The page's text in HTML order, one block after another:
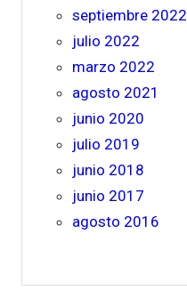
septiembre 2022
julio 2022
marzo 2022
agosto 2021
junio 2020
julio 2019
junio 2018
junio 2017
agosto 2016